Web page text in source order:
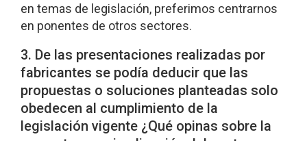
en temas de legislación, preferimos centrarnos
en ponentes de otros sectores.
3. De las presentaciones realizadas por
fabricantes se podía deducir que las
propuestas o soluciones planteadas solo
obedecen al cumplimiento de la
legislación vigente ¿Qué opinas sobre la